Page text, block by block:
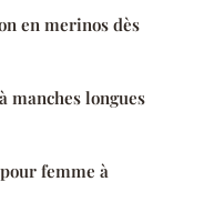
en merinos dès
manches longues
femme à